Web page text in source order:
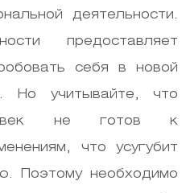
деятельности.
предоставляет
себя в новой
Но учитывайте, что
не готов к
что усугубит
Поэтому необходимо